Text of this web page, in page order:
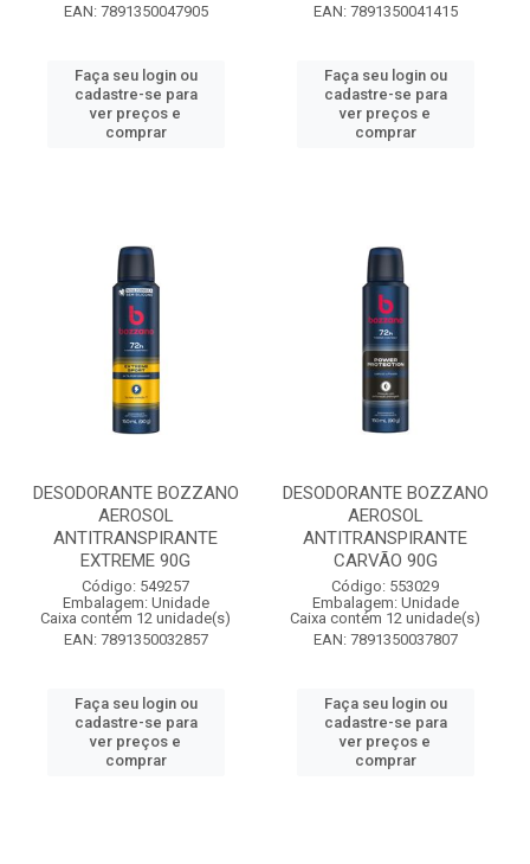
EAN: 7891350047905
Faça seu login ou
cadastre-se para
ver preços e
comprar
EAN: 7891350041415
Faça seu login ou
cadastre-se para
ver preços e
comprar
DESODORANTE BOZZANO
AEROSOL
ANTITRANSPIRANTE
EXTREME 90G
Código: 549257
Embalagem: Unidade
Caixa contém 12 unidade(s)
EAN: 7891350032857
Faça seu login ou
cadastre-se para
ver preços e
comprar
DESODORANTE BOZZANO
AEROSOL
ANTITRANSPIRANTE
CARVÃO 90G
Código: 553029
Embalagem: Unidade
Caixa contém 12 unidade(s)
EAN: 7891350037807
Faça seu login ou
cadastre-se para
ver preços e
comprar